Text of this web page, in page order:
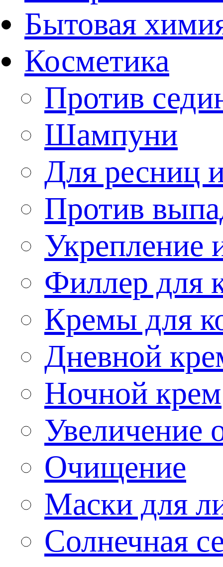
Бытовая
Косметика
Против
Шампуни
Для ресниц
Против
Укрепление
Филлер для
Кремы для
Дневной
Ночной крем
Увеличение
Очищение
Маски для
Солнечная